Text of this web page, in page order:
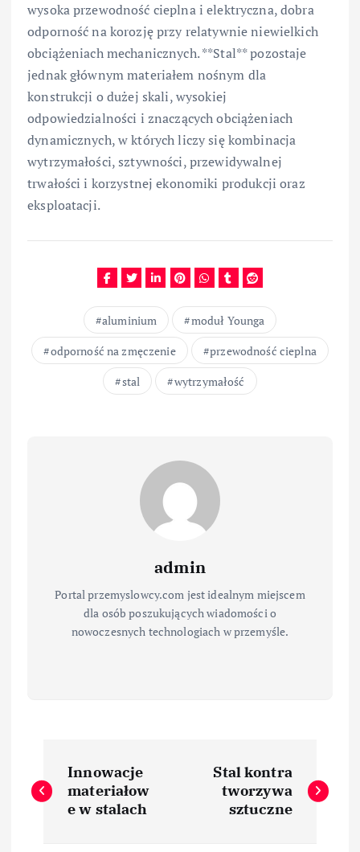
wysoka przewodność cieplna i elektryczna, dobra
odporność na korozję przy relatywnie niewielkich
obciążeniach mechanicznych. **Stal** pozostaje
jednak głównym materiałem nośnym dla
konstrukcji o dużej skali, wysokiej
odpowiedzialności i znaczących obciążeniach
dynamicznych, w których liczy się kombinacja
wytrzymałości, sztywności, przewidywalnej
trwałości i korzystnej ekonomiki produkcji oraz
eksploatacji.
aluminium
moduł Younga
odporność na zmęczenie
przewodność cieplna
stal
wytrzymałość
admin
Portal przemyslowcy.com jest idealnym miejscem
dla osób poszukujących wiadomości o
nowoczesnych technologiach w przemyśle.
a
Innowacje
materiałow
e w stalach
Stal kontra
tworzywa
sztuczne